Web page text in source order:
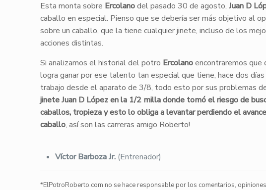
Esta monta sobre Ercolanodel pasado 30 de agosto, Juan D
caballo en especial. Pienso que se debería ser más objetivo al
sobre un caballo, que la tiene cualquier jinete, incluso de los
acciones distintas.
Si analizamos el historial del potro Ercolanoencontraremos
logra ganar por ese talento tan especial que tiene, hace dos
trabajo desde el aparato de 3/8, todo esto por sus problemas
jinete Juan D López en la 1/2 milla donde tomó el riesgo de
caballos, tropieza y esto lo obliga a levantar perdiendo el
caballo, así son las carreras amigo Roberto!
Víctor Barboza Jr.(Entrenador)
​*ElPotroRoberto.com no se hace responsable por los comentarios,